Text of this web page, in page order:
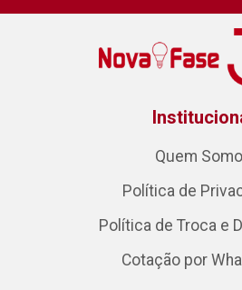
Quem
Política de
Política de Troca e
Cotação por